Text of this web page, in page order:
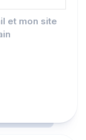
et mon site